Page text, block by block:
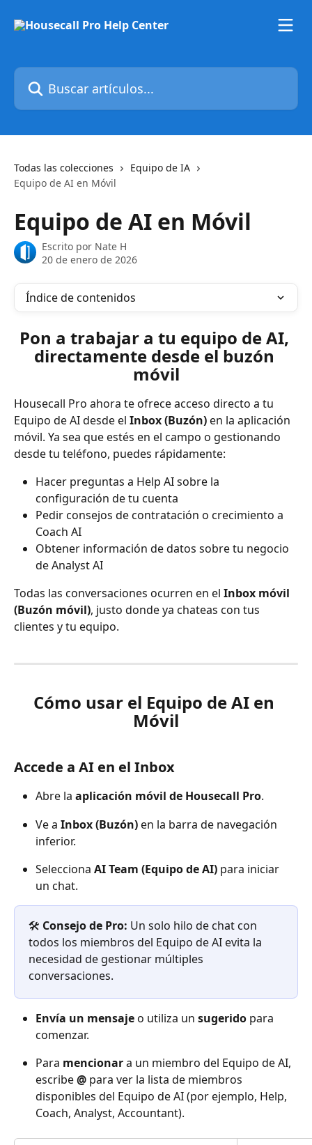
Buscar artículos...
Todas las colecciones
Equipo de IA
Equipo de AI en Móvil
Equipo de AI en Móvil
Escrito por Nate H
20 de enero de 2026
Índice de contenidos
Pon a trabajar a tu equipo de AI,
directamente desde el buzón
móvil
Housecall Pro ahora te ofrece acceso directo a tu
Equipo de AI desde el Inbox (Buzón) en la aplicación
móvil. Ya sea que estés en el campo o gestionando
desde tu teléfono, puedes rápidamente:
Hacer preguntas a Help AI sobre la
configuración de tu cuenta
Pedir consejos de contratación o crecimiento a
Coach AI
Obtener información de datos sobre tu negocio
de Analyst AI
Todas las conversaciones ocurren en el Inbox móvil
(Buzón móvil), justo donde ya chateas con tus
clientes y tu equipo.
Cómo usar el Equipo de AI en
Móvil
Accede a AI en el Inbox
Abre la aplicación móvil de Housecall Pro.
Ve a Inbox (Buzón) en la barra de navegación
inferior.
Selecciona AI Team (Equipo de AI) para iniciar
un chat.
🛠️ Consejo de Pro: Un solo hilo de chat con
todos los miembros del Equipo de AI evita la
necesidad de gestionar múltiples
conversaciones.
Envía un mensaje o utiliza un sugerido para
comenzar.
Para mencionar a un miembro del Equipo de AI,
escribe @ para ver la lista de miembros
disponibles del Equipo de AI (por ejemplo, Help,
Coach, Analyst, Accountant).